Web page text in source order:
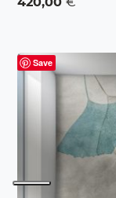
Save